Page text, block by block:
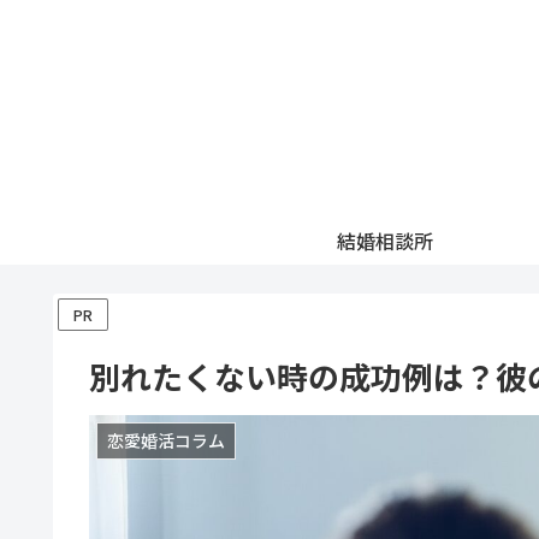
結婚相談所
PR
別れたくない時の成功例は？
恋愛婚活コラム